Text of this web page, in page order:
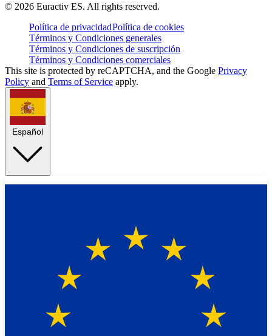
© 2026 Euractiv ES. All rights reserved.
Política de privacidadPolítica de cookies
Términos y Condiciones generales
Términos y Condiciones de suscripción
Términos y Condiciones comerciales
This site is protected by reCAPTCHA, and the Google Privacy
Policy and Terms of Service apply.
Español